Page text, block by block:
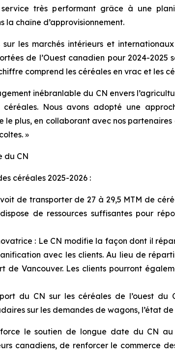
très performant grâce à une
chaîne d’approvisionnement.
les marchés intérieurs et
de l’Ouest canadien pour 2024-2025
comprend les céréales en vrac et les
inébranlable du CN envers
Nous avons adopté une
le plus, en collaborant avec nos
»
du CN
céréales 2025-2026 :
de transporter de 27 à 29,5 MTM de
de ressources suffisantes pour
: Le CN modifie la façon dont il
avec les clients. Au lieu de
Vancouver. Les clients pourront
du CN sur les céréales de l’ouest
sur les demandes de wagons, l’état
le soutien de longue date du CN
canadiens, de renforcer le commerce